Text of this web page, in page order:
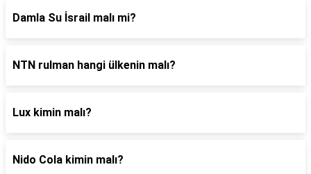
Damla Su İsrail malı mi?
NTN rulman hangi ülkenin malı?
Lux kimin malı?
Nido Cola kimin malı?